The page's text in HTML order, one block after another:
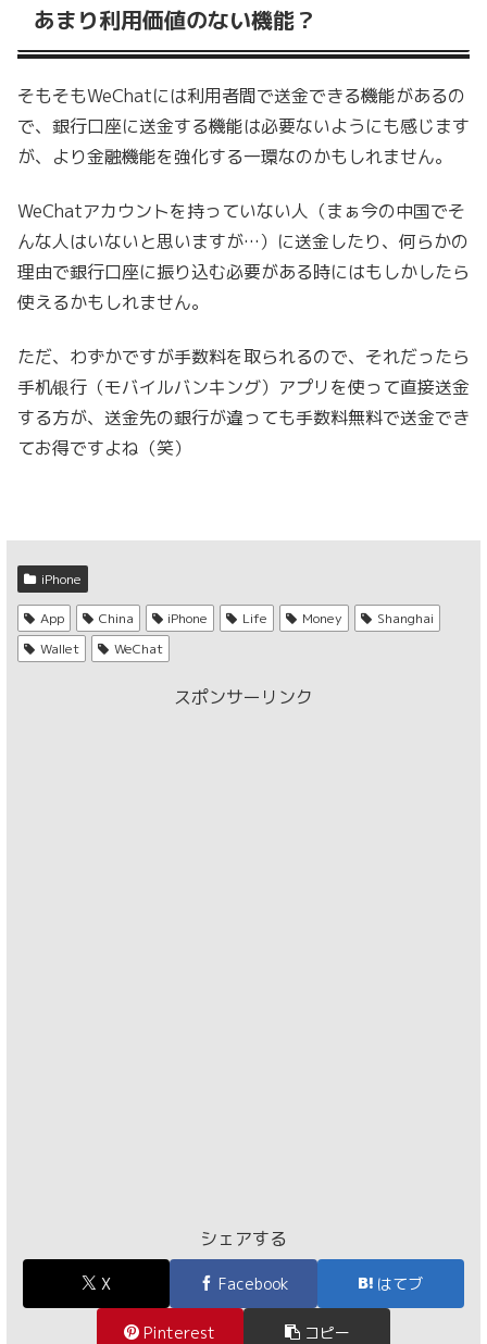
あまり利用価値のない機能？
そもそもWeChatには利用者間で送金できる機能があるの
で、銀行口座に送金する機能は必要ないようにも感じます
が、より金融機能を強化する一環なのかもしれません。
WeChatアカウントを持っていない人（まぁ今の中国でそ
んな人はいないと思いますが…）に送金したり、何らかの
理由で銀行口座に振り込む必要がある時にはもしかしたら
使えるかもしれません。
ただ、わずかですが手数料を取られるので、それだったら
手机银行（モバイルバンキング）アプリを使って直接送金
する方が、送金先の銀行が違っても手数料無料で送金でき
てお得ですよね（笑）
iPhone
App China iPhone Life Money
Shanghai
Wallet
WeChat
スポンサーリンク
シェアする
X Facebook はてブ
Pinterest コピー